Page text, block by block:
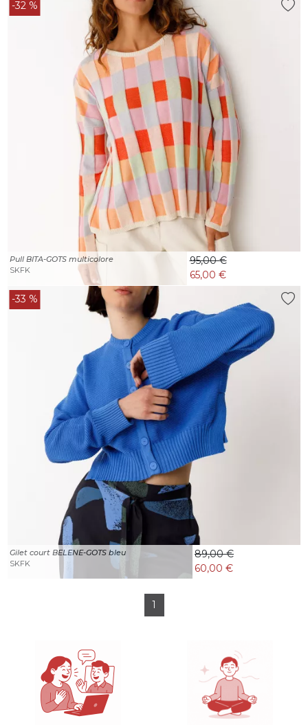
-32 %
Pull BITA-GOTS multicolore
SKFK
95,00 €
65,00 €
-33 %
Gilet court BELENE-GOTS bleu
SKFK
89,00 €
60,00 €
1